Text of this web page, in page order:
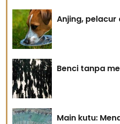
Anjing,
Benci tanpa
Main kutu: